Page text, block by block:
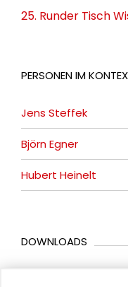
25. Runder Tisch
PERSONEN IM
Jens Steffek
Björn Egner
Hubert Heinelt
DOWNLOADS